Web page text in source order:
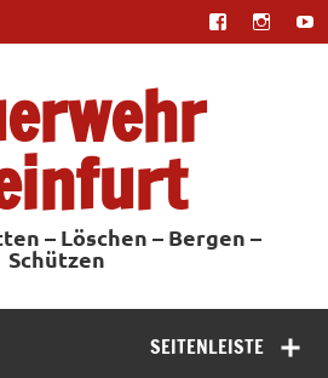
– Löschen – Bergen –
Schützen
SEITENLEISTE